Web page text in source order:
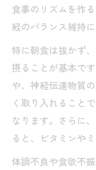
食事のリズムを作
経のバランス維持に
特に朝食は抜かず
摂ることが基本で
や、神経伝達物質
く取り入れること
なります。さらに
ると、ビタミンや
体調不良や食欲不